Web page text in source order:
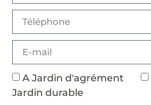
A Jardin d'agrément
Jardin durable